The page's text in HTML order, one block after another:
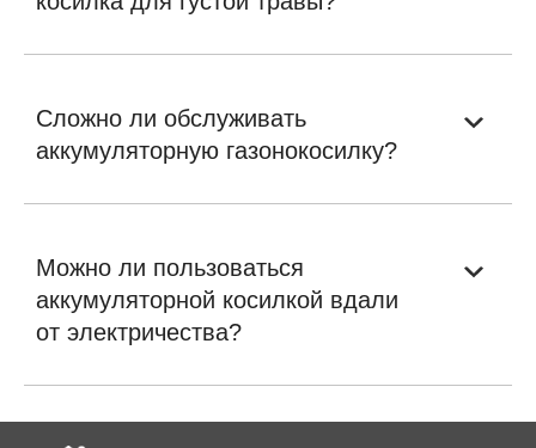
Сложно ли обслуживать
аккумуляторную газонокосилку?
Можно ли пользоваться
аккумуляторной косилкой вдали
от электричества?